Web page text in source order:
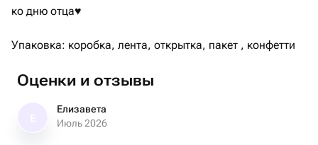
ко дню отца♥️
Упаковка: коробка, лента, открытка, пакет , конфетти
Оценки и отзывы
Елизавета
Июль 2026